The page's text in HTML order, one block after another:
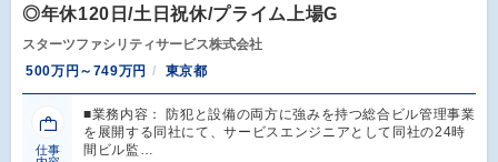
◎年休120日/土日祝休/プライム上場G
スターツファシリティサービス株式会社
500万円～749万円
東京都
仕事
■業務内容： 防犯と設備の両方に強みを持つ総合ビル管理事業
を展開する同社にて、サービスエンジニアとして同社の24時
間ビル監…